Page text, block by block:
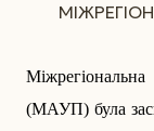
(МАУП) була